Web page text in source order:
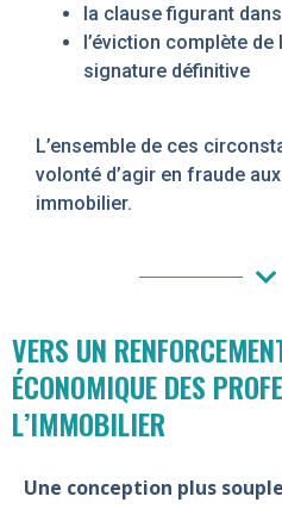
la clause figurant
l’éviction complète de
signature définitive
L’ensemble de ces
volonté d’agir en fraude
immobilier.
VERS UN
ÉCONOMIQUE DES
L’IMMOBILIER
Une conception plus